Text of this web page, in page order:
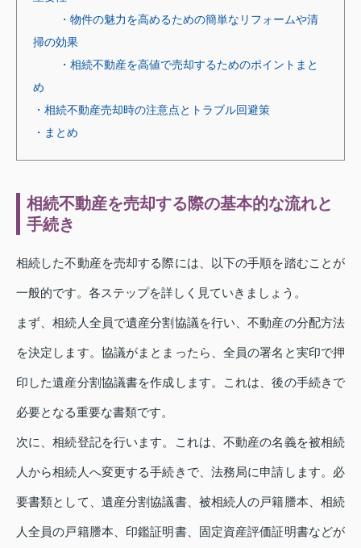
・物件の魅力を高めるための簡単なリフォームや清
掃の効果
・相続不動産を高値で売却するためのポイントまと
め
・相続不動産売却時の注意点とトラブル回避策
・まとめ
相続不動産を売却する際の基本的な流れと
手続き
相続した不動産を売却する際には、以下の手順を踏むことが
一般的です。各ステップを詳しく見ていきましょう。
まず、相続人全員で遺産分割協議を行い、不動産の分配方法
を決定します。協議がまとまったら、全員の署名と実印で押
印した遺産分割協議書を作成します。これは、後の手続きで
必要となる重要な書類です。
次に、相続登記を行います。これは、不動産の名義を被相続
人から相続人へ変更する手続きで、法務局に申請します。必
要書類として、遺産分割協議書、被相続人の戸籍謄本、相続
人全員の戸籍謄本、印鑑証明書、固定資産評価証明書などが